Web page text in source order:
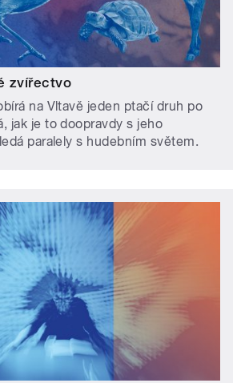
zvířectvo
na Vltavě jeden ptačí druh po
jak je to doopravdy s jeho
paralely s hudebním světem.